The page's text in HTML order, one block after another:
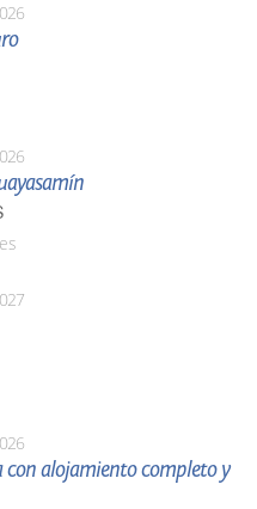
con alojamiento completo y